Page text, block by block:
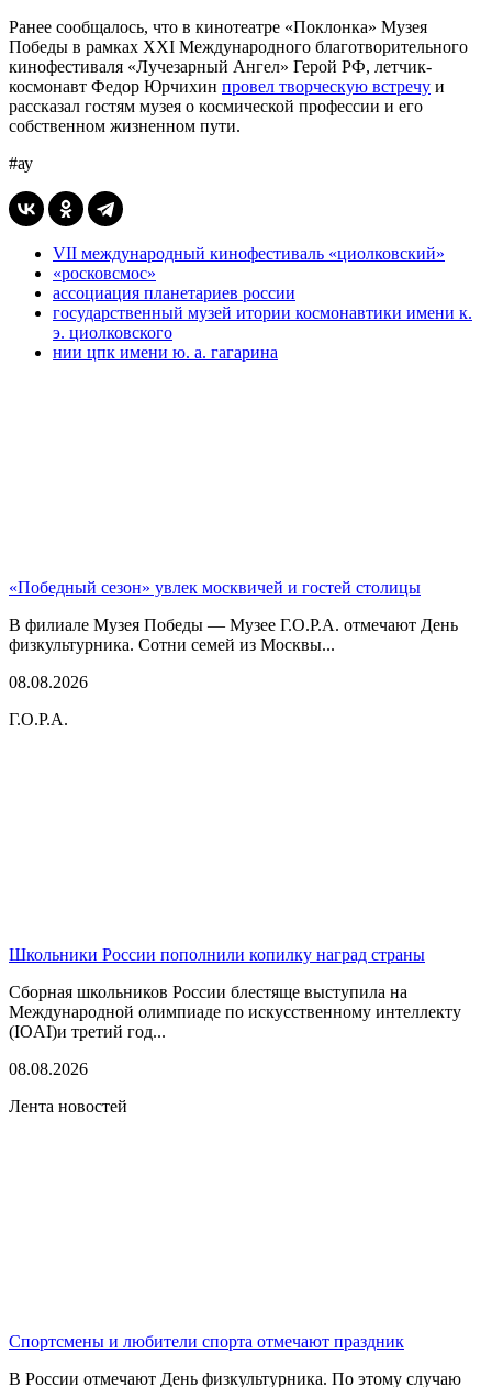
Ранее сообщалось, что в кинотеатре «Поклонка» Музея
Победы в рамках XXI Международного благотворительного
кинофестиваля «Лучезарный Ангел» Герой РФ, летчик-
космонавт Федор Юрчихин провел творческую встречу и
рассказал гостям музея о космической профессии и его
собственном жизненном пути.
#ау
VII международный кинофестиваль «циолковский»
«росковсмос»
ассоциация планетариев россии
государственный музей итории космонавтики имени к.
э. циолковского
нии цпк имени ю. а. гагарина
«Победный сезон» увлек москвичей и гостей столицы
В филиале Музея Победы — Музее Г.О.Р.А. отмечают День
физкультурника. Сотни семей из Москвы...
08.08.2026
Г.О.Р.А.
Школьники России пополнили копилку наград страны
Сборная школьников России блестяще выступила на
Международной олимпиаде по искусственному интеллекту
(IOAI)и третий год...
08.08.2026
Лента новостей
Спортсмены и любители спорта отмечают праздник
В России отмечают День физкультурника. По этому случаю